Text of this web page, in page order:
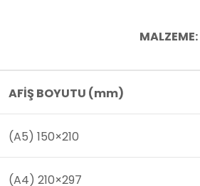
MALZEME:
AFİŞ BOYUTU (mm)
(A5) 150×210
(A4) 210×297